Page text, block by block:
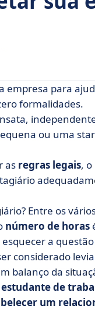
estagiário em
um trainee
ao recrutar um
para
formalidades.
ou uma
as regras legais,
Entre os
número de horas
a
considerado
balanço da
de
um